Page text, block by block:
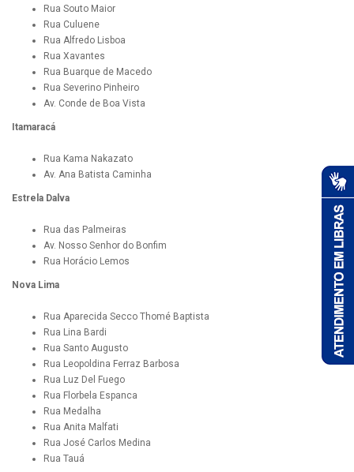
Rua Souto Maior
Rua Culuene
Rua Alfredo Lisboa
Rua Xavantes
Rua Buarque de Macedo
Rua Severino Pinheiro
Av. Conde de Boa Vista
Itamaracá
Rua Kama Nakazato
Av. Ana Batista Caminha
Estrela Dalva
Rua das Palmeiras
Av. Nosso Senhor do Bonfim
Rua Horácio Lemos
Nova Lima
Rua Aparecida Secco Thomé Baptista
Rua Lina Bardi
Rua Santo Augusto
Rua Leopoldina Ferraz Barbosa
Rua Luz Del Fuego
Rua Florbela Espanca
Rua Medalha
Rua Anita Malfati
Rua José Carlos Medina
Rua Tauá